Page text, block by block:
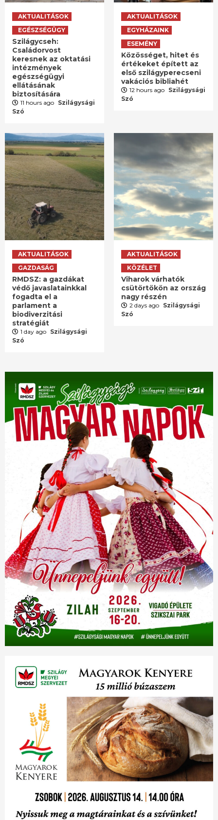
AKTUALITÁSOK
EGÉSZSÉGÜGY
Szilágycseh:
Családorvost
keresnek az oktatási
intézmények
egészségügyi
ellátásának
biztosítására
11 hours ago Szilágysági
Szó
AKTUALITÁSOK
EGYHÁZAINK
ESEMÉNY
Közösséget, hitet és
értékeket épített az
első szilágyperecseni
vakációs bibliahét
12 hours ago Szilágysági
Szó
AKTUALITÁSOK
GAZDASÁG
RMDSZ: a gazdákat
védő javaslatainkkal
fogadta el a
parlament a
biodiverzitási
stratégiát
1 day ago Szilágysági
Szó
AKTUALITÁSOK
KÖZÉLET
Viharok várhatók
csütörtökön az ország
nagy részén
2 days ago Szilágysági
Szó